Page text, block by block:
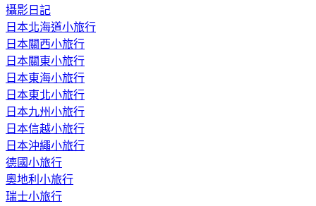
攝影日記
日本北海道小旅行
日本關西小旅行
日本關東小旅行
日本東海小旅行
日本東北小旅行
日本九州小旅行
日本信越小旅行
日本沖繩小旅行
德國小旅行
奧地利小旅行
瑞士小旅行